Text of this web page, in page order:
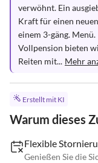
verwöhnt. Ein
Kraft für einen
einem 3-gäng. Menü.
Vollpension bieten
Reiten mit... Mehr
Erstellt mit KI
Warum dieses
Flexible
Genießen Sie die